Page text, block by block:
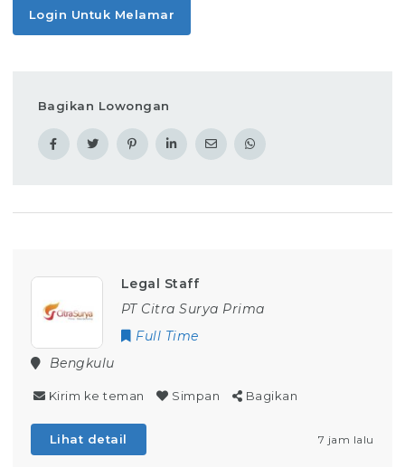
Login Untuk Melamar
Bagikan Lowongan
Legal Staff
PT Citra Surya Prima
Full Time
Bengkulu
Kirim ke teman Simpan Bagikan
Lihat detail 7 jam lalu